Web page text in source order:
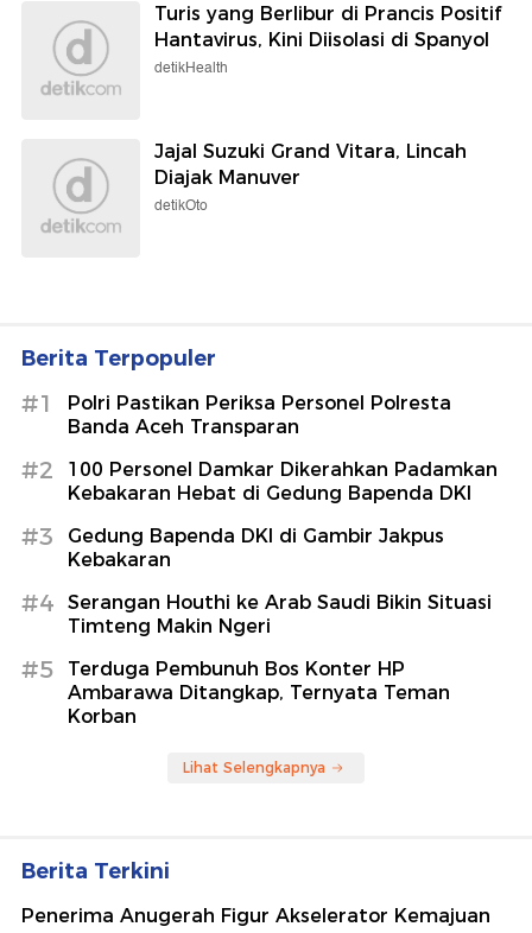
Turis yang Berlibur di Prancis Positif
Hantavirus, Kini Diisolasi di Spanyol
detikHealth
Jajal Suzuki Grand Vitara, Lincah
Diajak Manuver
detikOto
Berita Terpopuler
#1
Polri Pastikan Periksa Personel Polresta
Banda Aceh Transparan
#2
100 Personel Damkar Dikerahkan Padamkan
Kebakaran Hebat di Gedung Bapenda DKI
#3
Gedung Bapenda DKI di Gambir Jakpus
Kebakaran
#4
Serangan Houthi ke Arab Saudi Bikin Situasi
Timteng Makin Ngeri
#5
Terduga Pembunuh Bos Konter HP
Ambarawa Ditangkap, Ternyata Teman
Korban
Lihat Selengkapnya
Berita Terkini
Penerima Anugerah Figur Akselerator Kemajuan